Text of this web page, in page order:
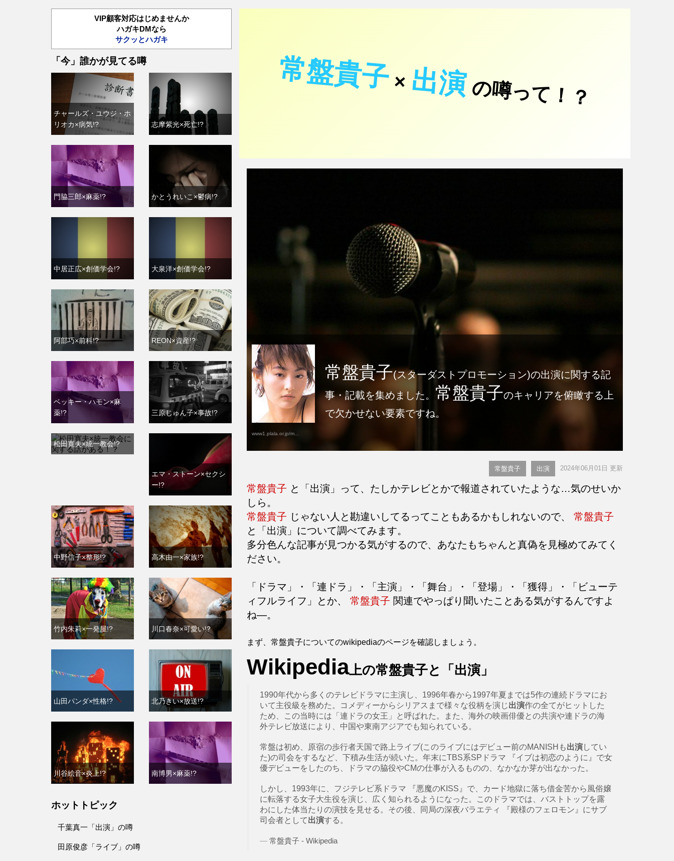
常盤貴子×出演の噂って！？
www1.plala.or.jp/m...
常盤貴子(スターダストプロモーション)の出演に関する記
事・記載を集めました。 常盤貴子のキャリアを俯瞰する上
で欠かせない要素ですね。
常盤貴子 出演 2024年06月01日 更新
常盤貴子 と「出演」って、たしかテレビとかで報道されていたような…気のせいか
しら。
常盤貴子 じゃない人と勘違いしてるってこともあるかもしれないので、 常盤貴子
と「出演」について調べてみます。
多分色んな記事が見つかる気がするので、あなたもちゃんと真偽を見極めてみてく
ださい。
「ドラマ」・「連ドラ」・「主演」・「舞台」・「登場」・「獲得」・「ビューテ
ィフルライフ」とか、 常盤貴子 関連でやっぱり聞いたことある気がするんですよ
ね―。
まず、常盤貴子についてのwikipediaのページを確認しましょう。
Wikipedia上の常盤貴子と「出演」
1990年代から多くのテレビドラマに主演し、1996年春から1997年夏までは5作の連続ドラマにお
いて主役級を務めた。コメディーからシリアスまで様々な役柄を演じ出演作の全てがヒットした
ため、この当時には「連ドラの女王」と呼ばれた。また、海外の映画俳優との共演や連ドラの海
外テレビ放送により、中国や東南アジアでも知られている。
常盤は初め、原宿の歩行者天国で路上ライブ(このライブにはデビュー前のMANISHも出演してい
た)の司会をするなど、下積み生活が続いた。年末にTBS系SPドラマ 『イブは初恋のように』で女
優デビューをしたのち、ドラマの脇役やCMの仕事が入るものの、なかなか芽が出なかった。
しかし、1993年に、フジテレビ系ドラマ 『悪魔のKISS』で、カード地獄に落ち借金苦から風俗嬢
に転落する女子大生役を演じ、広く知られるようになった。このドラマでは、バストトップを露
わにした体当たりの演技を見せる。その後、同局の深夜バラエティ 『殿様のフェロモン』にサブ
司会者として出演する。
常盤貴子 - Wikipedia
VIP顧客対応はじめませんか
ハガキDMなら
サクッとハガキ
「今」誰かが見てる噂
チャールズ・ユウジ・ホ
リオカ×病気!?
志摩紫光×死亡!?
門脇三郎×麻薬!? かとうれいこ×鬱病!?
中居正広×創価学会!? 大泉洋×創価学会!?
阿部巧×前科!? REON×資産!?
ベッキー・ハモン×麻
薬!?
三原じゅん子×事故!?
松田寛夫×統一教会!?
エマ・ストーン×セクシ
ー!?
中野信子×整形!? 高木由一×家族!?
竹内朱莉×一発屋!? 川口春奈×可愛い!?
山田パンダ×性格!? 北乃きい×放送!?
川谷絵音×炎上!? 南博男×麻薬!?
ホットトピック
千葉真一「出演」の噂
田原俊彦「ライブ」の噂